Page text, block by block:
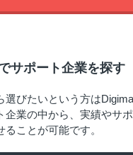
サポート企業を探す
選びたいという方は
企業の中から、実績やサ
ことが可能です。